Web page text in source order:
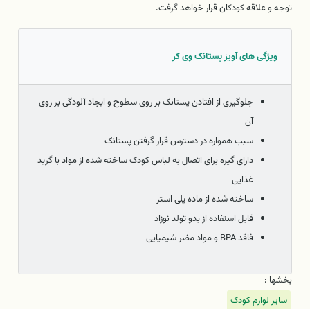
توجه و علاقه کودکان قرار خواهد گرفت.
ویژگی های آویز پستانک وی کر
جلوگیری از افتادن پستانک بر روی سطوح و ایجاد آلودگی بر روی
آن
سبب همواره در دسترس قرار گرفتن پستانک
دارای گیره برای اتصال به لباس کودک ساخته شده از مواد با گرید
غذایی
ساخته شده از ماده پلی استر
قابل استفاده از بدو تولد نوزاد
فاقد BPA و مواد مضر شیمیایی
بخشها :
سایر لوازم کودک